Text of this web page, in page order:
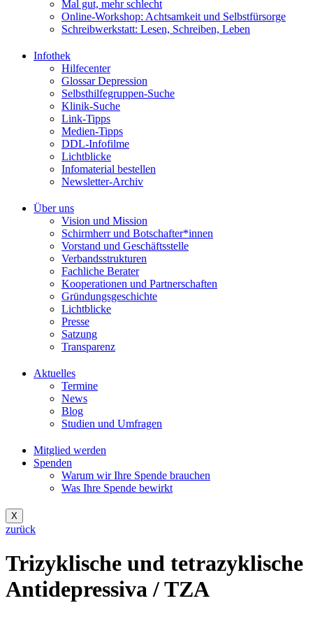
Mal gut, mehr schlecht
Online-Workshop: Achtsamkeit und Selbstfürsorge
Schreibwerkstatt: Lesen, Schreiben, Leben
Infothek
Hilfecenter
Glossar Depression
Selbsthilfegruppen-Suche
Klinik-Suche
Link-Tipps
Medien-Tipps
DDL-Infofilme
Lichtblicke
Infomaterial bestellen
Newsletter-Archiv
Über uns
Vision und Mission
Schirmherr und Botschafter*innen
Vorstand und Geschäftsstelle
Verbandsstrukturen
Fachliche Berater
Kooperationen und Partnerschaften
Gründungsgeschichte
Lichtblicke
Presse
Satzung
Transparenz
Aktuelles
Termine
News
Blog
Studien und Umfragen
Mitglied werden
Spenden
Warum wir Ihre Spende brauchen
Was Ihre Spende bewirkt
X
zurück
Trizyklische und tetrazyklische
Antidepressiva / TZA